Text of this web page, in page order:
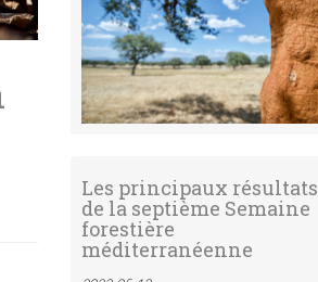
Les principaux résultats
de la septième Semaine
forestière
méditerranéenne